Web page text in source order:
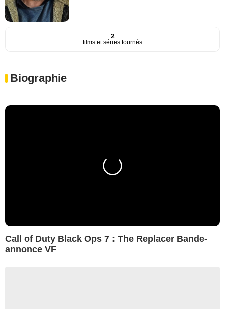
2
films et séries tournés
Biographie
Call of Duty Black Ops 7 : The Replacer Bande-
annonce VF